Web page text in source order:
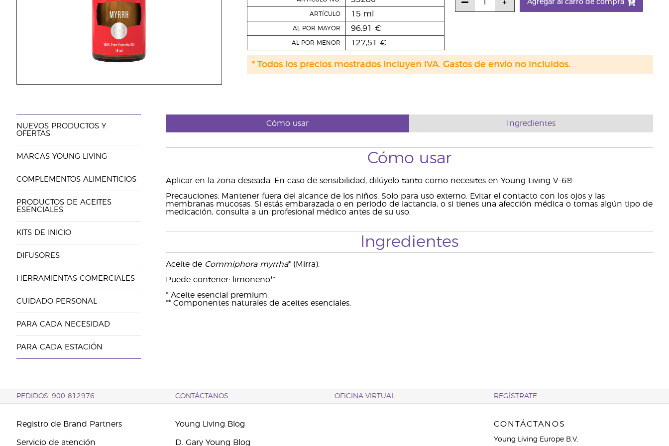
ARTÍCULO 15 ml
AL POR MAYOR 96,91 €
AL POR MENOR 127,51 €
Agregar al carro de compra
* Todos los precios mostrados incluyen IVA. Gastos de envío no incluidos.
NUEVOS PRODUCTOS Y
OFERTAS
MARCAS YOUNG LIVING
COMPLEMENTOS ALIMENTICIOS
PRODUCTOS DE ACEITES
ESENCIALES
KITS DE INICIO
DIFUSORES
HERRAMIENTAS COMERCIALES
CUIDADO PERSONAL
PARA CADA NECESIDAD
PARA CADA ESTACIÓN
Cómo usar Ingredientes
Cómo usar
Aplicar en la zona deseada. En caso de sensibilidad, dilúyelo tanto como necesites en Young Living V-6®.
Precauciones: Mantener fuera del alcance de los niños. Solo para uso externo. Evitar el contacto con los ojos y las
membranas mucosas. Si estás embarazada o en periodo de lactancia, o si tienes una afección médica o tomas algún tipo de
medicación, consulta a un profesional médico antes de su uso.
Ingredientes
Aceite de Commiphora myrrha* (Mirra).
Puede contener: limoneno**.
* Aceite esencial premium.
** Componentes naturales de aceites esenciales.
PEDIDOS: 900-812976 CONTÁCTANOS OFICINA VIRTUAL REGÍSTRATE
Registro de Brand Partners
Servicio de atención
Young Living Blog
D. Gary Young Blog
CONTÁCTANOS
Young Living Europe B.V.